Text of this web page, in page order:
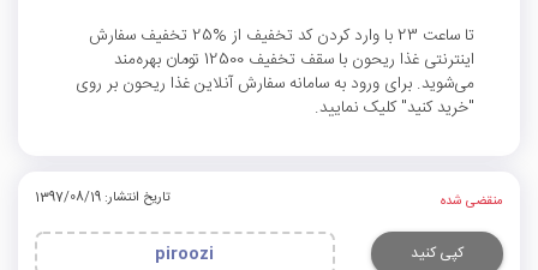
تا ساعت 23 با وارد کردن کد تخفیف از %25 تخفیف سفارش
اینترنتی غذا ریحون با سقف تخفیف 12500 تومان بهره‌مند
می‌شوید. برای ورود به سامانه سفارش آنلاین غذا ریحون بر روی
"خرید کنید" کلیک نمایید.
منقضی شده تاریخ انتشار: 1397/08/19
کپی کنید piroozi